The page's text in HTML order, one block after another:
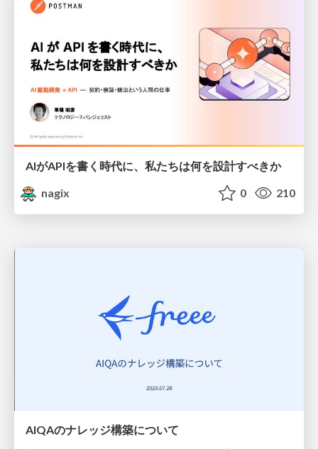
AIがAPIを書く時代に、私たちは何を設計すべきか
nagix
0 210
AIQAのナレッジ構築について